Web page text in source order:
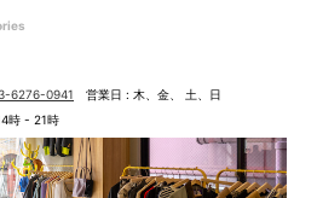
6276-0941
営業日 : 木、金、 土、日
時 - 21時